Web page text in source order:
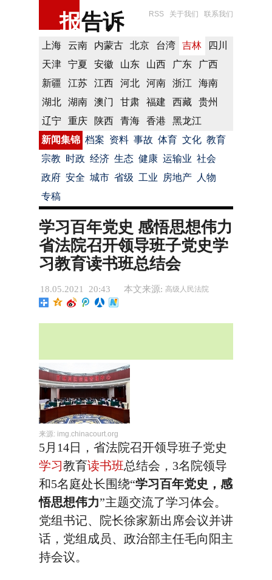
报告诉 RSS 关于我们 联系我们
上海 云南 内蒙古 北京 台湾 吉林
四川
天津
宁夏 安徽 山东 山西 广东
广西
新疆
江苏 江西 河北 河南 浙江
海南
湖北
湖南 澳门 甘肃 福建 西藏
贵州
辽宁
重庆 陕西 青海 香港
黑龙江
新闻集锦 档案 资料 事故 体育 文化 教育
宗教 时政 经济 生态 健康 运输业 社会
政府 安全 城市 省级 工业 房地产
人物
专稿
学习百年党史 感悟思想伟力
省法院召开领导班子党史学
习教育读书班总结会
18.05.2021 20:43 本文来源: 高级人民法院
来源: img.chinacourt.org
5月14日，省法院召开领导班子党史
学习教育读书班总结会，3名院领导
和5名庭处长围绕“学习百年党史，感
悟思想伟力”主题交流了学习体会。
党组书记、院长徐家新出席会议并讲
话，党组成员、政治部主任毛向阳主
持会议。